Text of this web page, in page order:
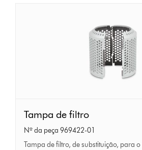
de
filtro
Tampa de filtro
Nº da peça 969422-01
Tampa de filtro, de substituição, para